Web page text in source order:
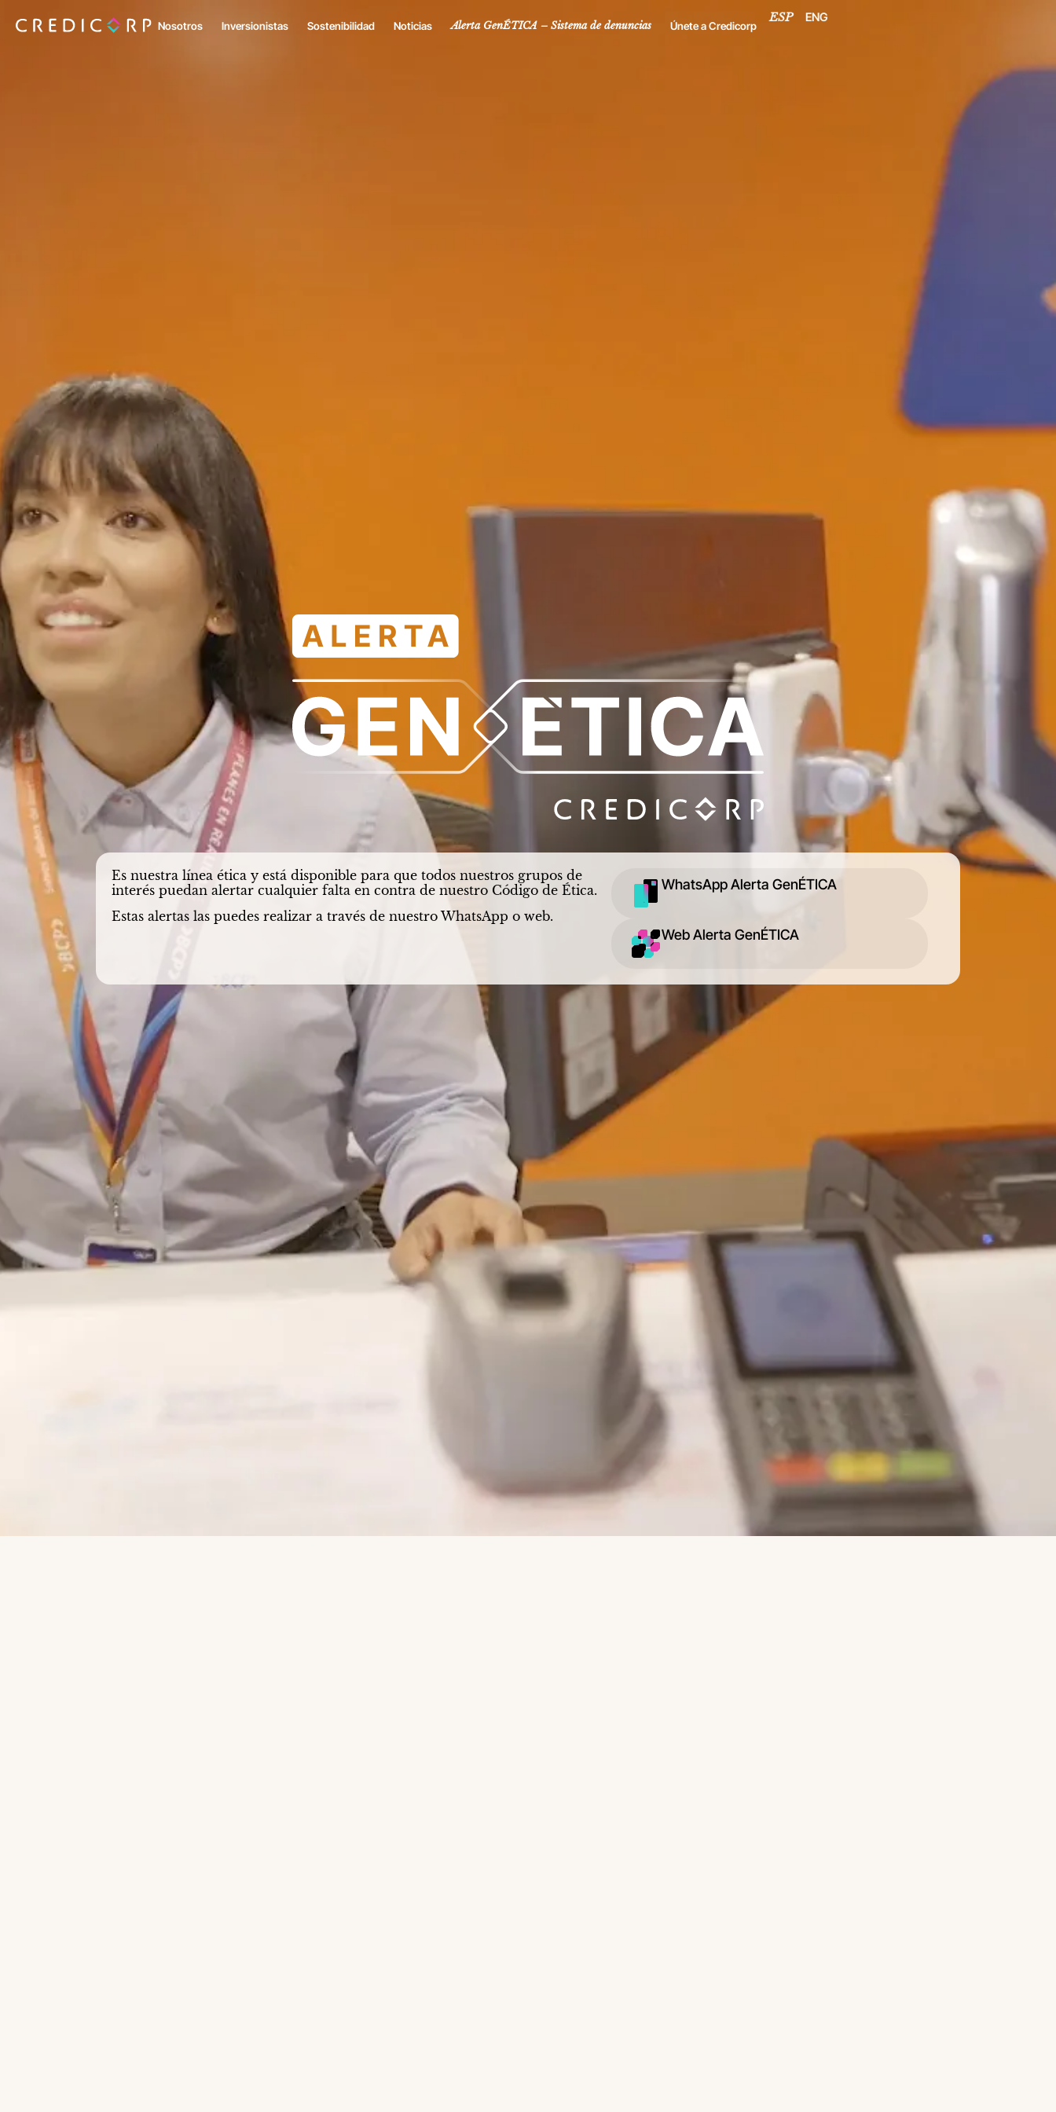
Nosotros Inversionistas Sostenibilidad Noticias Alerta GenÉTICA – Sistema de denuncias Únete a Credicorp
ESP ENG
Es nuestra línea ética y está disponible para que todos nuestros grupos de
interés puedan alertar cualquier falta en contra de nuestro Código de Ética.
Estas alertas las puedes realizar a través de nuestro WhatsApp o web.
WhatsApp Alerta GenÉTICA
Web Alerta GenÉTICA